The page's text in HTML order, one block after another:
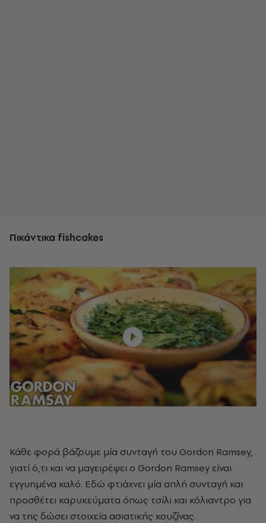
Πικάντικα fishcakes
Κάθε φορά βάζουμε μία συνταγή του Gordon Ramsey,
γιατί ό,τι και να μαγειρέψει ο Gordon Ramsey είναι
εγγυημένα καλό. Εδώ φτιάχνει μία απλή συνταγή και
προσθέτει καρυκεύματα όπως τσίλι και κόλιαντρο για
να της δώσει στοιχεία ασιατικής κουζίνας.